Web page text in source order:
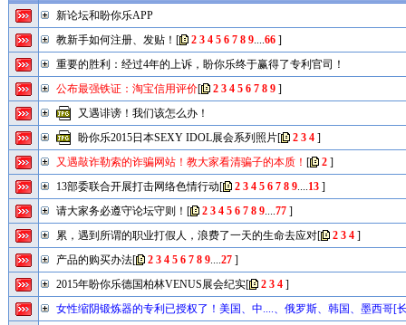
新论坛和盼你乐APP
教新手如何注册、发贴！ [ 2 3 4 5 6 7 8 9....66]
重要的胜利：经过4年的上诉，盼你乐终于赢得了专利官司！
公布最强铁证：淘宝信用评价[ 2 3 4 5 6 7 8 9]
又遇诽谤！我们该怎么办！
盼你乐2015日本SEXY IDOL展会系列照片[ 2 3 4]
又遇敲诈勒索的诈骗网站！教大家看清骗子的本质！ [ 2]
13部委联合开展打击网络色情行动[ 2 3 4 5 6 7 8 9....13]
请大家务必遵守论坛守则！ [ 2 3 4 5 6 7 8 9....77]
累，遇到所谓的职业打假人，浪费了一天的生命去应对[ 2 3 4]
产品的购买办法[ 2 3 4 5 6 7 8 9....27]
2015年盼你乐德国柏林VENUS展会纪实[ 2 3 4]
女性缩阴锻炼器的专利已授权了！美国、中....、俄罗斯、韩国、墨西哥[